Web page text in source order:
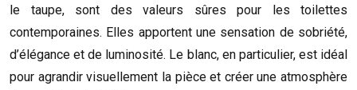
le taupe, sont des valeurs sûres pour les toilettes
contemporaines. Elles apportent une sensation de sobriété,
d’élégance et de luminosité. Le blanc, en particulier, est idéal
pour agrandir visuellement la pièce et créer une atmosphère